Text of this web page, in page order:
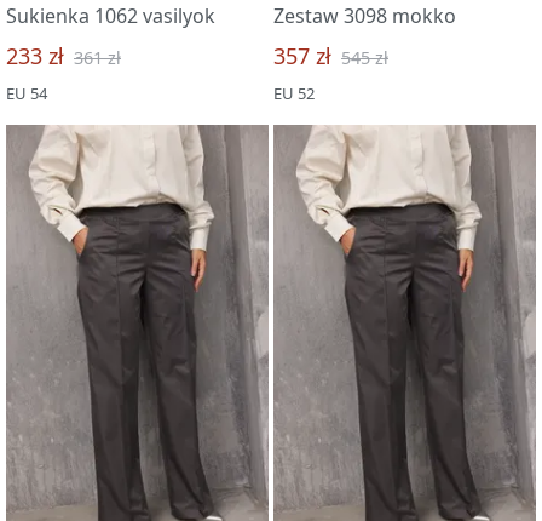
Sukienka 1062 vasilyok
233 zł 361 zł
EU 54
Zestaw 3098 mokko
357 zł 545 zł
EU 52